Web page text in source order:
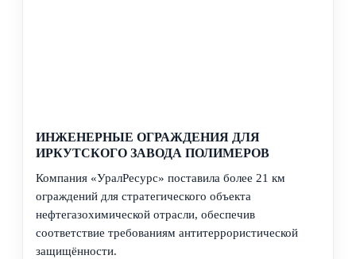
ИНЖЕНЕРНЫЕ ОГРАЖДЕНИЯ ДЛЯ
ИРКУТСКОГО ЗАВОДА ПОЛИМЕРОВ
Компания «УралРесурс» поставила более 21 км
ограждений для стратегического объекта
нефтегазохимической отрасли, обеспечив
соответствие требованиям антитеррористической
защищённости.